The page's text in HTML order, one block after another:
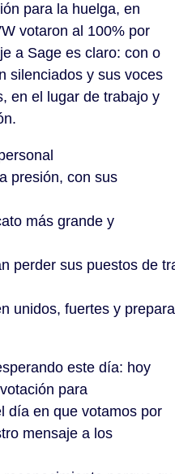
para la huelga, en
votaron al 100% por
a Sage es claro: con o
silenciados y sus voces
en el lugar de trabajo y
presión, con sus
más grande y
perder sus puestos de
unidos, fuertes y
este día: hoy
para
día en que votamos por
mensaje a los